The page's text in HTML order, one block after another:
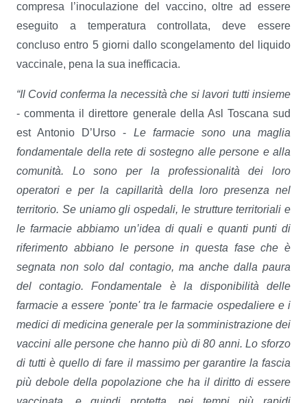
compresa l’inoculazione del vaccino, oltre ad essere
eseguito a temperatura controllata, deve essere
concluso entro 5 giorni dallo scongelamento del liquido
vaccinale, pena la sua inefficacia.
“Il Covid conferma la necessità che si lavori tutti insieme
- commenta il direttore generale della Asl Toscana sud
est Antonio D’Urso - Le farmacie sono una maglia
fondamentale della rete di sostegno alle persone e alla
comunità. Lo sono per la professionalità dei loro
operatori e per la capillarità della loro presenza nel
territorio. Se uniamo gli ospedali, le strutture territoriali e
le farmacie abbiamo un’idea di quali e quanti punti di
riferimento abbiano le persone in questa fase che è
segnata non solo dal contagio, ma anche dalla paura
del contagio. Fondamentale è la disponibilità delle
farmacie a essere 'ponte' tra le farmacie ospedaliere e i
medici di medicina generale per la somministrazione dei
vaccini alle persone che hanno più di 80 anni. Lo sforzo
di tutti è quello di fare il massimo per garantire la fascia
più debole della popolazione che ha il diritto di essere